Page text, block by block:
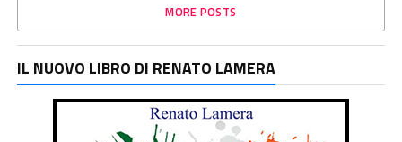
MORE POSTS
IL NUOVO LIBRO DI RENATO LAMERA